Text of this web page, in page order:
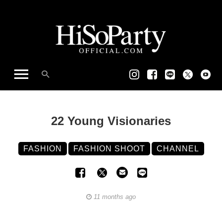
22 Young Visionaries
FASHION FASHION SHOOT CHANNEL
11 months ago